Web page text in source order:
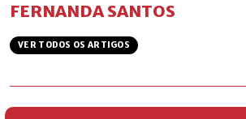
FERNANDA SANTOS
VER TODOS OS ARTIGOS